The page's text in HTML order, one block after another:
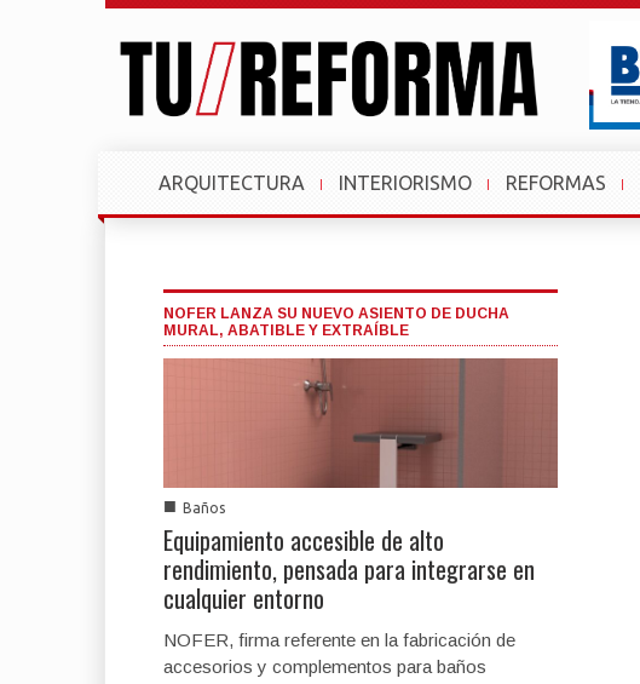
ARQUITECTURA INTERIORISMO REFORMAS
NOFER LANZA SU NUEVO ASIENTO DE DUCHA
MURAL, ABATIBLE Y EXTRAÍBLE
■ Baños
Equipamiento accesible de alto
rendimiento, pensada para integrarse en
cualquier entorno
NOFER, firma referente en la fabricación de
accesorios y complementos para baños